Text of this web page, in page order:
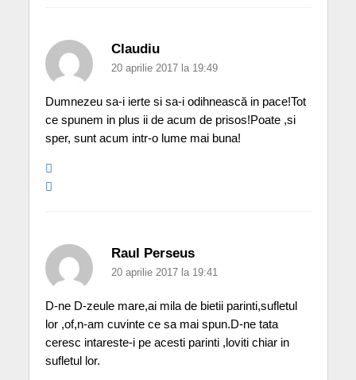
Claudiu
20 aprilie 2017 la 19:49
Dumnezeu sa-i ierte si sa-i odihnească in pace!Tot
ce spunem in plus ii de acum de prisos!Poate ,si
sper, sunt acum intr-o lume mai buna!
Raul Perseus
20 aprilie 2017 la 19:41
D-ne D-zeule mare,ai mila de bietii parinti,sufletul
lor ,of,n-am cuvinte ce sa mai spun.D-ne tata
ceresc intareste-i pe acesti parinti ,loviti chiar in
sufletul lor.